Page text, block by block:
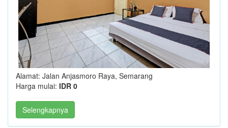
Alamat: Jalan Anjasmoro Raya, Semarang
Harga mulai: IDR 0
Selengkapnya